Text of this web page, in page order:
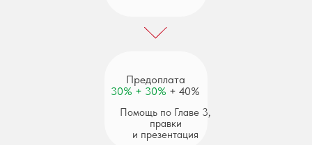
Предоплата
30% + 30% + 40%
Помощь по Главе 3,
правки
и презентация